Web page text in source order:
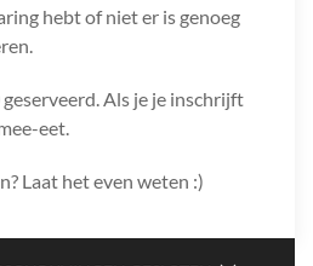
hebt of niet er is genoeg
Als je je inschrijft
eet.
Laat het even weten :)